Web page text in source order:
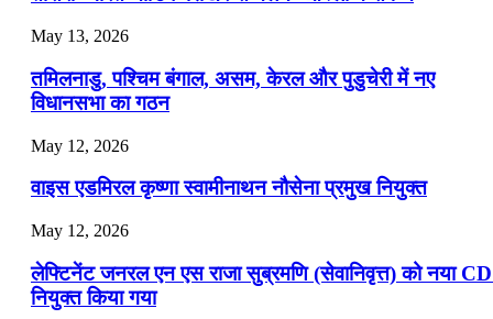
May 13, 2026
तमिलनाडु, पश्चिम बंगाल, असम, केरल और पुडुचेरी में नए
विधानसभा का गठन
May 12, 2026
वाइस एडमिरल कृष्णा स्वामीनाथन नौसेना प्रमुख नियुक्त
May 12, 2026
लेफ्टिनेंट जनरल एन एस राजा सुब्रमणि (सेवानिवृत्त) को नया
नियुक्त किया गया